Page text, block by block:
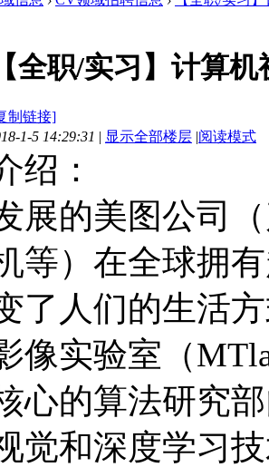
【全职/实习】计算
制链接]
1-5 14:29:31 | 显示全部楼层 |阅读模式
绍：
展的美图公司
等）在全球拥
了人们的生活
像实验室（
心的算法研究
觉和深度学习